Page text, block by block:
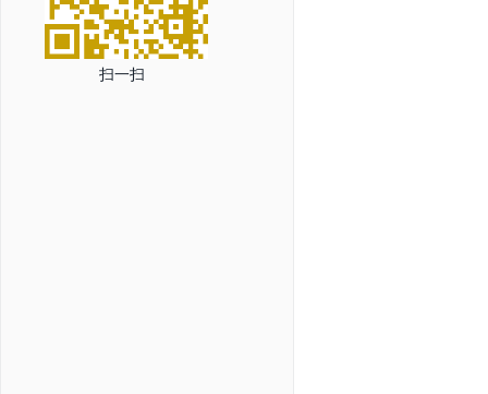
扫一扫